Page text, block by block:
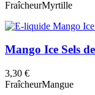
FraîcheurMyrtille
Mango Ice Sels
3,30 €
FraîcheurMangue